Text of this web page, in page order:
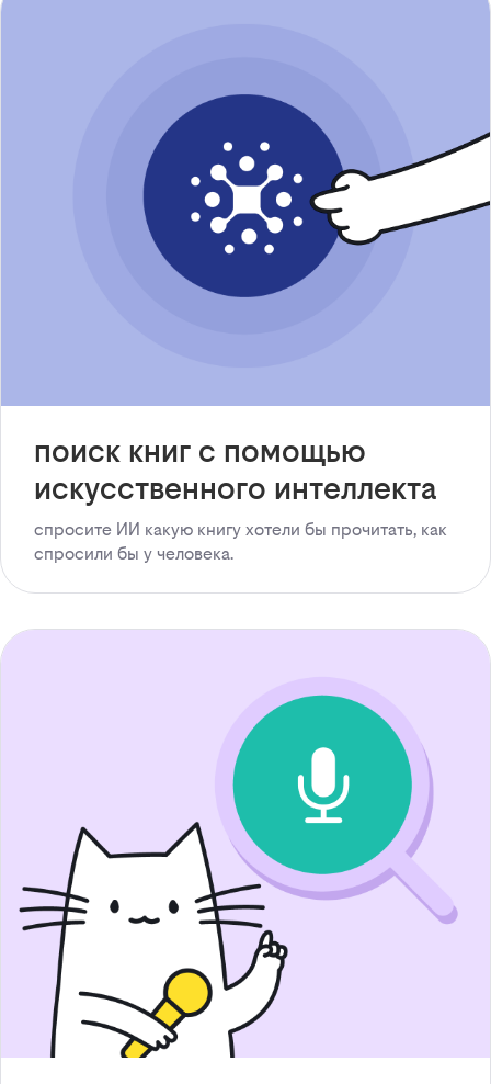
поиск книг с помощью
искусственного интеллекта
спросите ИИ какую книгу хотели бы прочитать, как
спросили бы у человека.